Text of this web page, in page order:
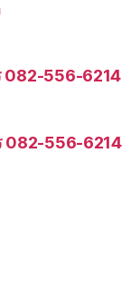
082-556-6214
082-556-6214